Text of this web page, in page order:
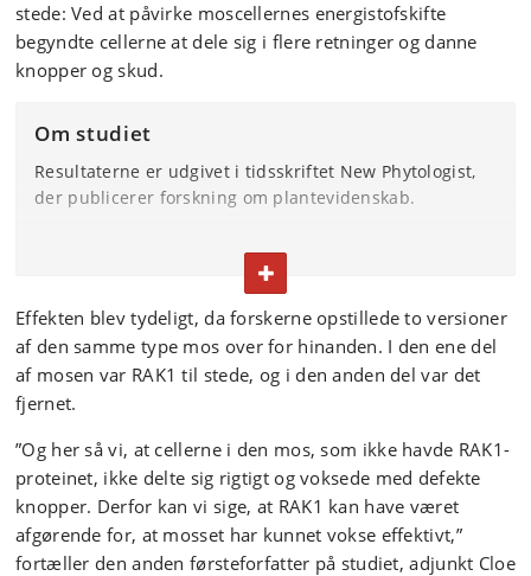
stede: Ved at påvirke moscellernes energistofskifte
begyndte cellerne at dele sig i flere retninger og danne
knopper og skud.
Om studiet
Resultaterne er udgivet i tidsskriftet New Phytologist,
der publicerer forskning om plantevidenskab.
Undersøgelsen blev udført som en del af et bredere
internationalt samarbejde med forskere fra England,
Japan, Tyskland og Østrig.
Læs studiet
FOLD TEKST IND ELLER UD
Effekten blev tydeligt, da forskerne opstillede to versioner
af den samme type mos over for hinanden. I den ene del
af mosen var RAK1 til stede, og i den anden del var det
fjernet.
”Og her så vi, at cellerne i den mos, som ikke havde RAK1-
proteinet, ikke delte sig rigtigt og voksede med defekte
knopper. Derfor kan vi sige, at RAK1 kan have været
afgørende for, at mosset har kunnet vokse effektivt,”
fortæller den anden førsteforfatter på studiet, adjunkt Cloe